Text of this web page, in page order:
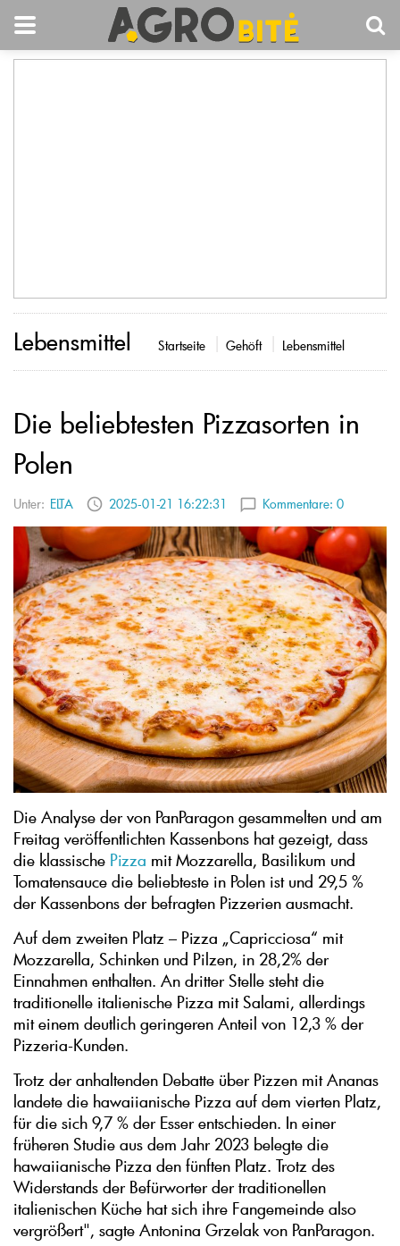
Lebensmittel Startseite Gehöft Lebensmittel
Die beliebtesten Pizzasorten in
Polen
Unter: ELTA 2025-01-21 16:22:31 Kommentare: 0
Die Analyse der von PanParagon gesammelten und am
Freitag veröffentlichten Kassenbons hat gezeigt, dass
die klassische Pizza mit Mozzarella, Basilikum und
Tomatensauce die beliebteste in Polen ist und 29,5 %
der Kassenbons der befragten Pizzerien ausmacht.
Auf dem zweiten Platz – Pizza „Capricciosa“ mit
Mozzarella, Schinken und Pilzen, in 28,2% der
Einnahmen enthalten. An dritter Stelle steht die
traditionelle italienische Pizza mit Salami, allerdings
mit einem deutlich geringeren Anteil von 12,3 % der
Pizzeria-Kunden.
Trotz der anhaltenden Debatte über Pizzen mit Ananas
landete die hawaiianische Pizza auf dem vierten Platz,
für die sich 9,7 % der Esser entschieden. In einer
früheren Studie aus dem Jahr 2023 belegte die
hawaiianische Pizza den fünften Platz. Trotz des
Widerstands der Befürworter der traditionellen
italienischen Küche hat sich ihre Fangemeinde also
vergrößert", sagte Antonina Grzelak von PanParagon.